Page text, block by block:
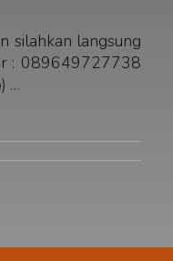
silahkan langsung
: 089649727738
…